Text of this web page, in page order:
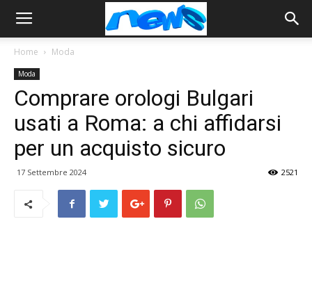
Home Moda
Moda
Comprare orologi Bulgari
usati a Roma: a chi affidarsi
per un acquisto sicuro
17 Settembre 2024 2521